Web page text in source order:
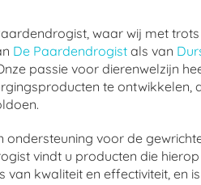
waar wij met
De Paardendrogistals van
passie voor dierenwelzijn
te
voor de
vindt u producten die
kwaliteit en effectiviteit, en